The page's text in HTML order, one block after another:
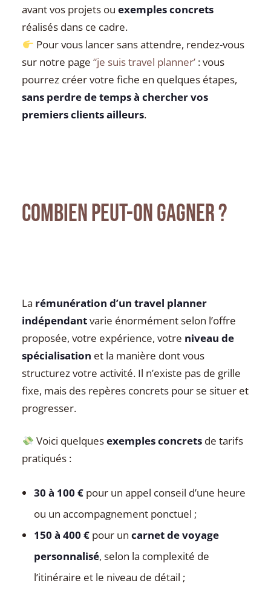
avant vos projets ouexemples concrets
réalisés dans ce cadre.
Pour vous lancer sans attendre, rendez-vous
sur notre page“je suis travel planner’ : vous
pourrez créer votre fiche en quelques étapes,
sans perdre de temps à chercher vos
premiers clients ailleurs.
Combien peut-on gagner ?
La rémunération d’un travel planner
indépendantvarie énormément selon l’offre
proposée, votre expérience, votre niveau de
spécialisation et la manière dont vous
structurez votre activité. Il n’existe pas de grille
fixe, mais des repères concrets pour se situer et
progresser.
Voici quelquesexemples concretsde tarifs
pratiqués :
30 à 100 € pour un appel conseil d’une heure
ou un accompagnement ponctuel ;
150 à 400 € pour uncarnet de voyage
personnalisé, selon la complexité de
l’itinéraire et le niveau de détail ;